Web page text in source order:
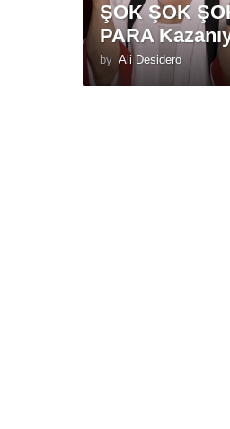
ŞOK ŞOK
PARA
by Ali Desidero